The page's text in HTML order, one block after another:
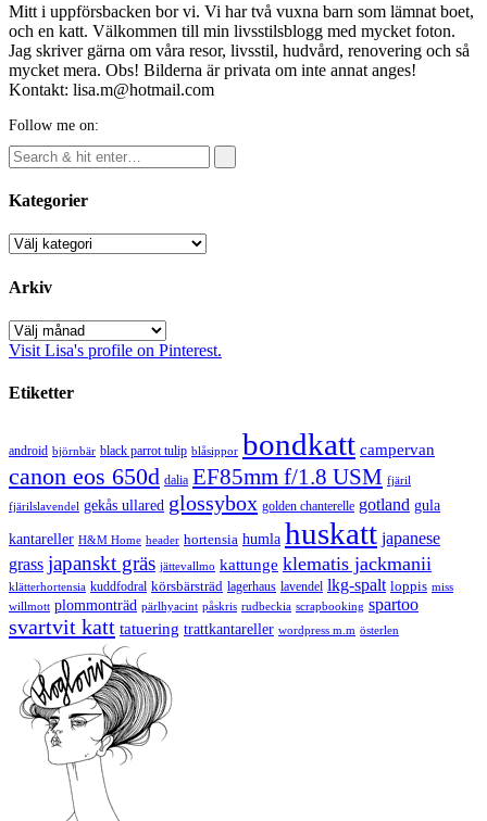
Mitt i uppförsbacken bor vi. Vi har två vuxna barn som lämnat boet,
och en katt. Välkommen till min livsstilsblogg med mycket foton.
Jag skriver gärna om våra resor, livsstil, hudvård, renovering och så
mycket mera. Obs! Bilderna är privata om inte annat anges!
Kontakt: lisa.m@hotmail.com
Follow me on:
Kategorier
Kategorier
Arkiv
Arkiv
Visit Lisa's profile on Pinterest.
Etiketter
android björnbär black parrot tulip blåsippor bondkatt campervan
canon eos 650d dalia EF85mm f/1.8 USM fjäril
fjärilslavendel gekås ullared glossybox golden chanterelle gotland gula
kantareller H&M Home header hortensia humla huskatt japanese
grass japanskt gräs jättevallmo kattunge klematis jackmanii
klätterhortensia kuddfodral körsbärsträd lagerhaus lavendel lkg-spalt loppis miss
willmott plommonträd pärlhyacint påskris rudbeckia scrapbooking spartoo
svartvit katt tatuering trattkantareller wordpress m.m österlen